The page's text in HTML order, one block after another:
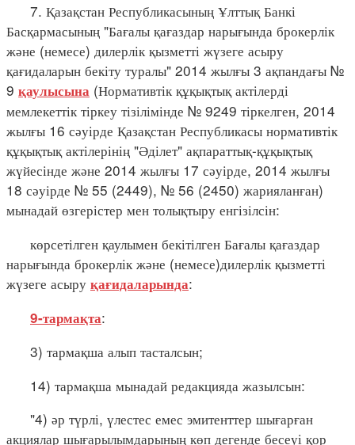
7. Қазақстан Республикасының Ұлттық Банкі
Басқармасының "Бағалы қағаздар нарығында брокерлік
және (немесе) дилерлік қызметті жүзеге асыру
қағидаларын бекіту туралы" 2014 жылғы 3 ақпандағы №
9 қаулысына (Нормативтік құқықтық актілерді
мемлекеттік тіркеу тізілімінде № 9249 тіркелген, 2014
жылғы 16 сәуірде Қазақстан Республикасы нормативтік
құқықтық актілерінің "Әділет" ақпараттық-құқықтық
жүйесінде және 2014 жылғы 17 сәуірде, 2014 жылғы
18 сәуірде № 55 (2449), № 56 (2450) жарияланған)
мынадай өзгерістер мен толықтыру енгізілсін:
көрсетілген қаулымен бекітілген Бағалы қағаздар
нарығында брокерлік және (немесе)дилерлік қызметті
жүзеге асыру қағидаларында:
9-тармақта:
3) тармақша алып тасталсын;
14) тармақша мынадай редакцияда жазылсын:
"4) әр түрлі, үлестес емес эмитенттер шығарған
акциялар шығарылымдарының көп дегенде бесеуі қор